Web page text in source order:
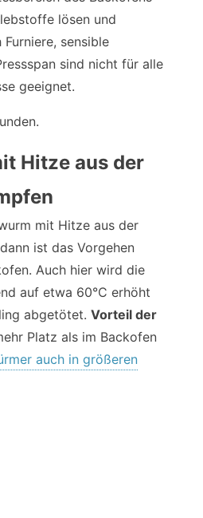
lösen und
sensible
sind nicht für alle
geeignet.
Hitze aus der
mit Hitze aus der
ist das Vorgehen
Auch hier wird die
auf etwa 60°C erhöht
abgetötet. Vorteil der
Platz als im Backofen
auch in größeren